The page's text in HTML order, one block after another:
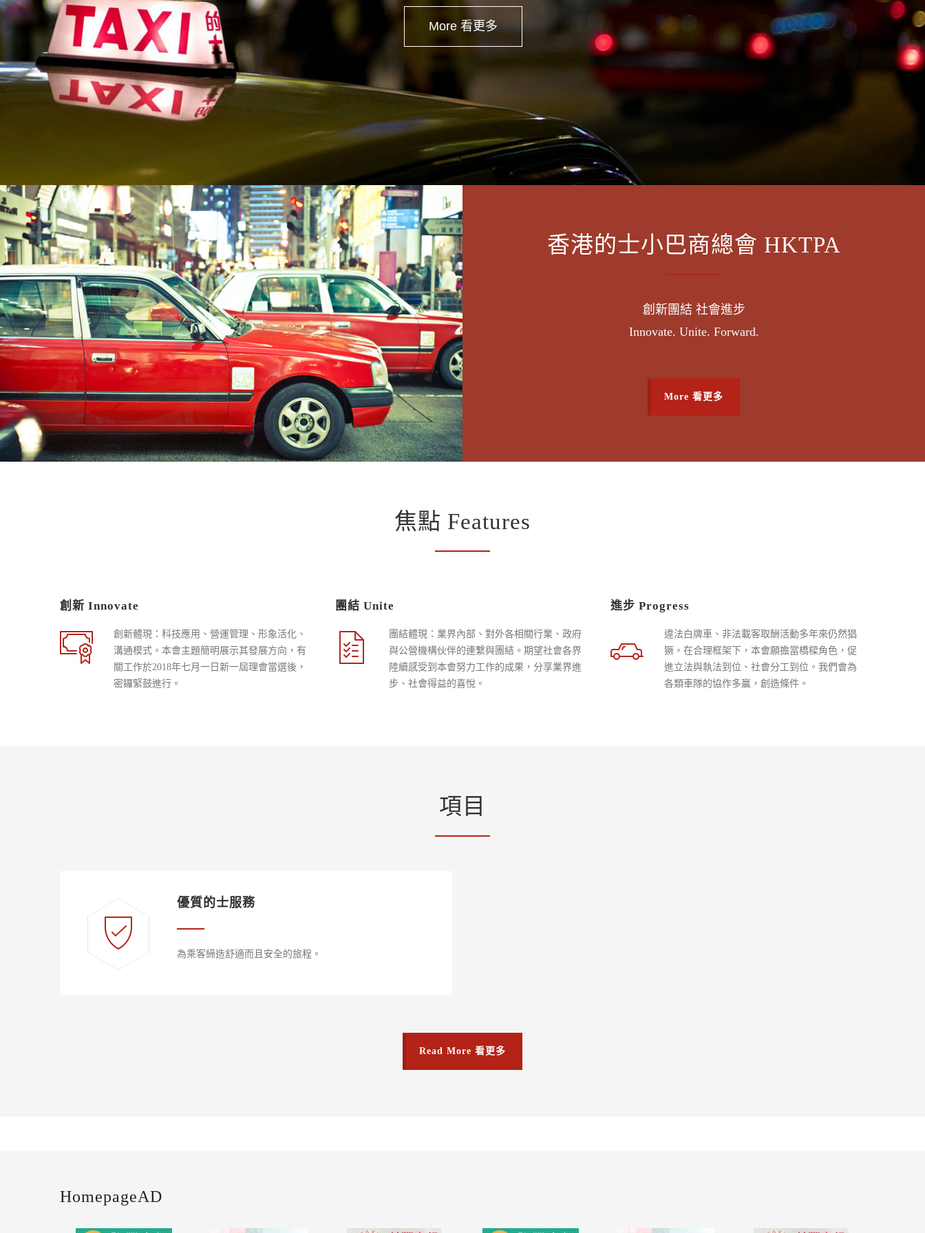
More 看更多
香港的士小巴商總會 HKTPA
創新團結 社會進步
Innovate. Unite. Forward.
More 看更多
焦點 Features
創新 Innovate
創新體現：科技應用、營運管理、形象活化、
溝通模式。本會主題簡明展示其發展方向，有
關工作於2018年七月一日新一屆理會當選後，
密鑼緊鼓進行。
團結 Unite
團結體現：業界內部、對外各相關行業、政府
與公營機構伙伴的連繫與團結。期望社會各界
陸續感受到本會努力工作的成果，分享業界進
步、社會得益的喜悅。
進步 Progress
違法白牌車、非法載客取酬活動多年來仍然猖
獗。在合理框架下，本會願擔當橋樑角色，促
進立法與執法到位、社會分工到位。我們會為
各類車隊的協作多贏，創造條件。
項目
優質的士服務
為乘客締造舒適而且安全的旅程。
Read More 看更多
HomepageAD